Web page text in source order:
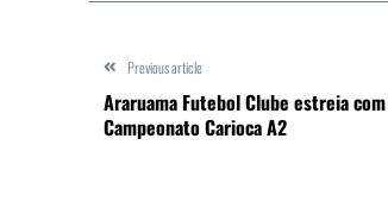
Previous article
Araruama Futebol Clube estreia
Campeonato Carioca A2